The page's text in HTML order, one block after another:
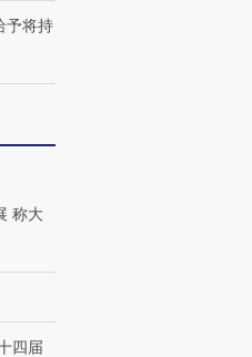
予将持
称大
四届